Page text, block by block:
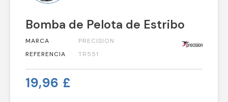
Bomba de Pelota de Estribo
MARCA
PRECISION
REFERENCIA
TR551
19,96 £